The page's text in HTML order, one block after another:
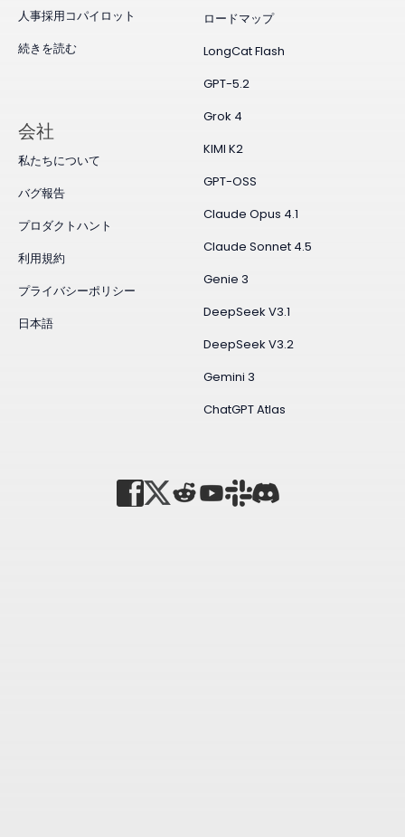
人事採用コパイロット
続きを読む
ロードマップ
LongCat Flash
GPT-5.2
Grok 4
KIMI K2
GPT-OSS
Claude Opus 4.1
Claude Sonnet 4.5
Genie 3
DeepSeek V3.1
DeepSeek V3.2
Gemini 3
ChatGPT Atlas
会社
私たちについて
バグ報告
プロダクトハント
利用規約
プライバシーポリシー
日本語